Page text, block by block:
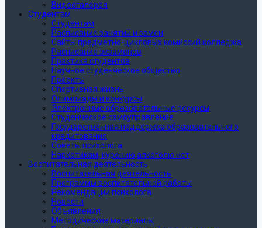
Видеогалерея
Студентам
Студентам
Расписание занятий и замен
Сайты предметно-цикловых комиссий колледжа
Расписание экзаменов
Практика студентов
Научное студенческое общество
Проекты
Спортивная жизнь
Олимпиады и конкурсы
Электронные образовательные ресурсы
Студенческое самоуправление
Государственная поддержка образовательного
кредитования
Советы психолога
Наркотикам, курению,алкоголю нет
Воспитательная деятельность
Воспитательная деятельность
Программы воспитательной работы
Рекомендации психолога
Новости
Объявления
Методические материалы